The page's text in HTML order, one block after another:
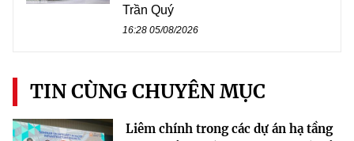
Trần Quý
16:28 05/08/2026
TIN CÙNG CHUYÊN MỤC
Liêm chính trong các dự án hạ tầng